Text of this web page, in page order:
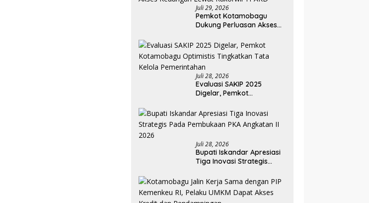
Juli 29, 2026
Pemkot Kotamobagu
Dukung Perluasan Akses
TPAKD
Juli 28, 2026
Evaluasi SAKIP 2025
Digelar, Pemkot
Tingkatkan Tata Kelola
Pemerintahan
Juli 28, 2026
Bupati Iskandar Apresiasi
Tiga Inovasi Strategis
Angkatan II 2026